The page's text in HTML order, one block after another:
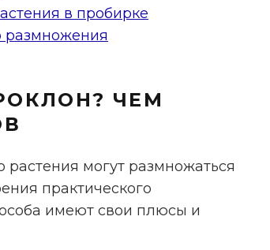
в пробирке
размножения
ЧЕМ
могут размножаться
практического
имеют свои плюсы и